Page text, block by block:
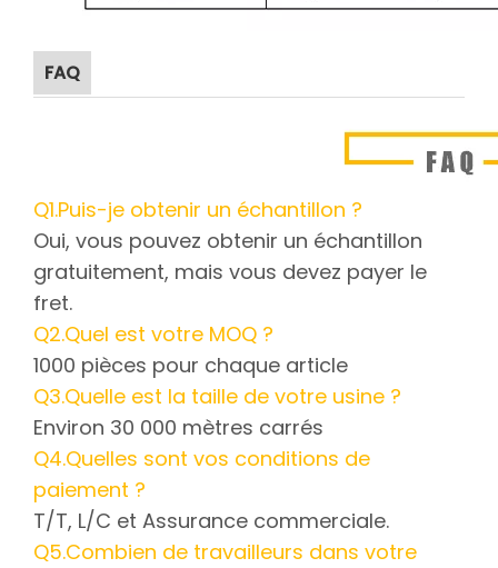
FAQ
Q1.Puis-je obtenir un échantillon ?
Oui, vous pouvez obtenir un échantillon
gratuitement, mais vous devez payer le
fret.
Q2.Quel est votre MOQ ?
1000 pièces pour chaque article
Q3.Quelle est la taille de votre usine ?
Environ 30 000 mètres carrés
Q4.Quelles sont vos conditions de
paiement ?
T/T, L/C et Assurance commerciale.
Q5.Combien de travailleurs dans votre